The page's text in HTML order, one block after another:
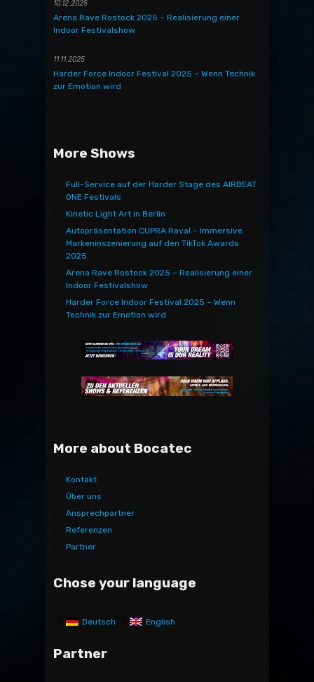
10.12.2025
Arena Rave Rostock 2025 – Realisierung einer
Indoor Festivalshow
11.11.2025
Harder Force Indoor Festival 2025 – Wenn Technik
zur Emotion wird
More Shows
Full-Service auf der Harder Stage des AIRBEAT
ONE Festivals
Kinetic Light Art in Berlin
Autopräsentation CUPRA Raval – Immersive
Markeninszenierung auf den TikTok Awards
2025
Arena Rave Rostock 2025 – Realisierung einer
Indoor Festivalshow
Harder Force Indoor Festival 2025 – Wenn
Technik zur Emotion wird
More about Bocatec
Kontakt
Über uns
Ansprechpartner
Referenzen
Partner
Chose your language
Deutsch English
Partner